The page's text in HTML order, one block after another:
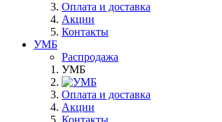
Оплата и доставка
Акции
Контакты
УМБ
Распродажа
УМБ
Оплата и доставка
Акции